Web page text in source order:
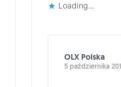
Loading...
OLX Polska
5 października